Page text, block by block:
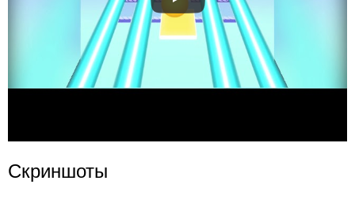
Скриншоты